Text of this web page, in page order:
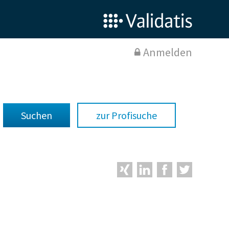
Anmelden
zur Profisuche